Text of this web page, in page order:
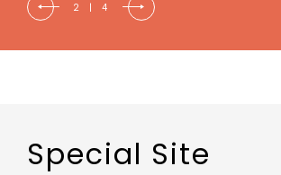
2 | 4
Special Site